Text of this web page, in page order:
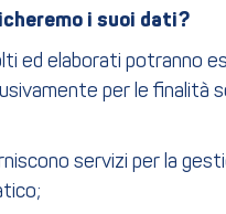
i suoi dati?
ed elaborati potranno
per le finalità
servizi per la